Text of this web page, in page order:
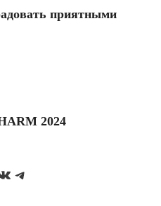
приятными
2024
Telegram